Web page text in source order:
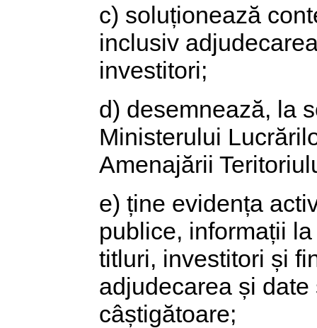
c) soluționează
inclusiv
investitori;
d) desemnează, la
Ministerului
Amenajării
e) ține evidența
publice, informații
titluri, investitori și
adjudecarea și
câștigătoare;